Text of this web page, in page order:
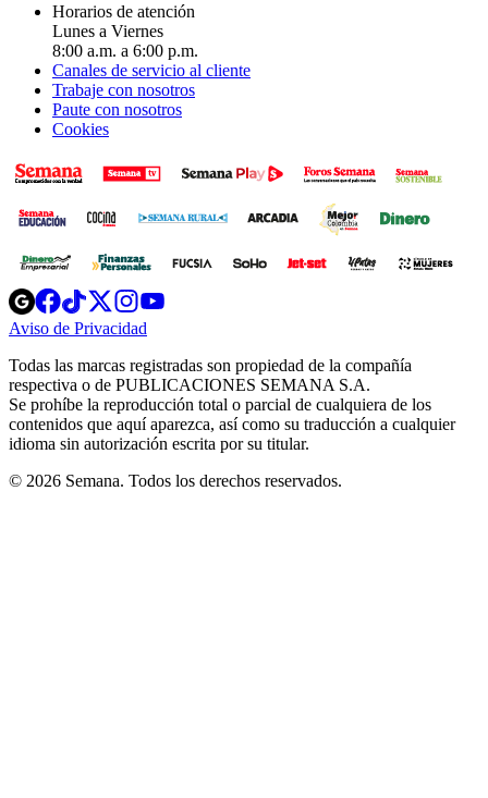
Horarios de atención
Lunes a Viernes
8:00 a.m. a 6:00 p.m.
Canales de servicio al cliente
Trabaje con nosotros
Paute con nosotros
Cookies
Opens
in
new
Opens
in
new
Opens
in
new
window
Opens
new
windowwindow
Aviso de Privacidad
new
window
Todas las marcas registradas son propiedad de la compañía
respectiva o de PUBLICACIONES SEMANA S.A.
Se prohíbe la reproducción total o parcial de cualquiera de los
contenidos que aquí aparezca, así como su traducción a cualquier
idioma sin autorización escrita por su titular.
© 2026 Semana. Todos los derechos reservados.